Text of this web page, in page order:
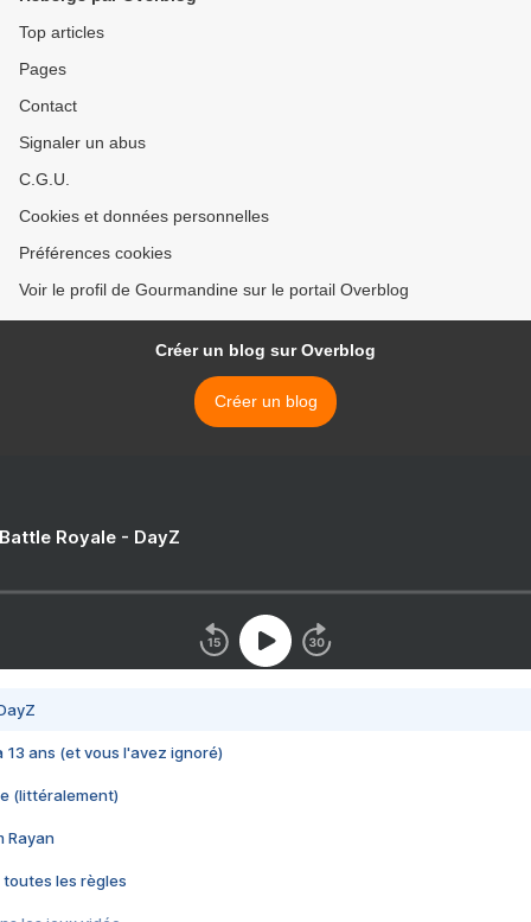
Top articles
Pages
Contact
Signaler un abus
C.G.U.
Cookies et données personnelles
Préférences cookies
Voir le profil de Gourmandine sur le portail Overblog
Créer un blog sur Overblog
Créer un blog
Royale - DayZ
13 ans (et vous l'avez ignoré)
(littéralement)
Rayan
toutes les règles